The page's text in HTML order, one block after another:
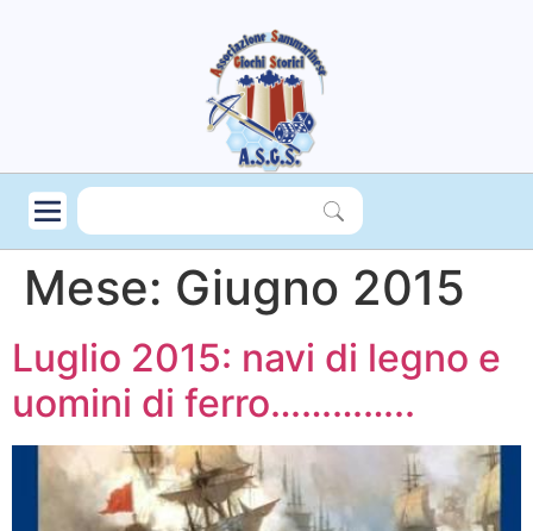
Mese: Giugno 2015
Luglio 2015: navi di legno e
uomini di ferro…………..